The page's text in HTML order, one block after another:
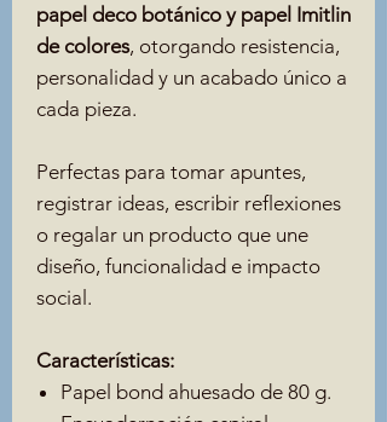
papel deco botánico y papel Imitlin
de colores, otorgando resistencia,
personalidad y un acabado único a
cada pieza.
Perfectas para tomar apuntes,
registrar ideas, escribir reflexiones
o regalar un producto que une
diseño, funcionalidad e impacto
social.
Características:
Papel bond ahuesado de 80 g.